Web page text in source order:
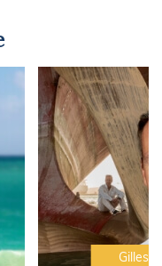
Gilles